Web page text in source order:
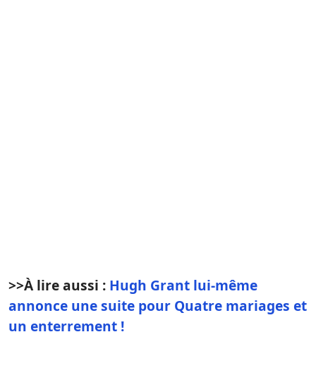
>>À lire aussi : Hugh Grant lui-même
annonce une suite pour Quatre mariages et
un enterrement !